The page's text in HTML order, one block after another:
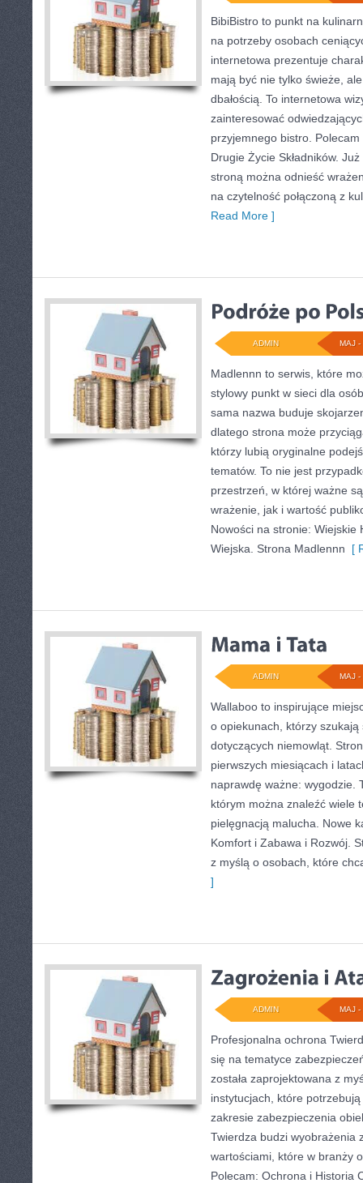
BibiBistro to punkt na
na potrzeby osobach
internetowa prezentuje
mają być nie tylko świeże,
dbałością. To internetowa
zainteresować
przyjemnego bistro.
Drugie Życie Składników.
stroną można odnieść
na czytelność połączoną z
Read More ]
MAJ -
ADMIN
Madlennn to serwis, które
stylowy punkt w sieci dla
sama nazwa buduje
dlatego strona może
którzy lubią oryginalne
tematów. To nie jest
przestrzeń, w której ważne
wrażenie, jak i wartość
Nowości na stronie: Wiejskie
Wiejska. Strona Madlennn [
MAJ -
ADMIN
Wallaboo to inspirujące
o opiekunach, którzy
dotyczących niemowląt.
pierwszych miesiącach i
naprawdę ważne: wygodzie.
którym można znaleźć wiele
pielęgnacją malucha. Nowe
Komfort i Zabawa i Rozwój.
z myślą o osobach, które
]
MAJ -
ADMIN
Profesjonalna ochrona
się na tematyce
została zaprojektowana z
instytucjach, które
zakresie zabezpieczenia
Twierdza budzi wyobrażenia
wartościami, które w branży
Polecam: Ochrona i Historia